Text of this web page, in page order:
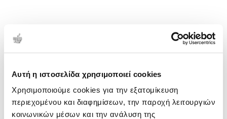
Αυτή η ιστοσελίδα χρησιμοποιεί cookies
Χρησιμοποιούμε cookies για την εξατομίκευση
περιεχομένου και διαφημίσεων, την παροχή λειτουργιών
κοινωνικών μέσων και την ανάλυση της